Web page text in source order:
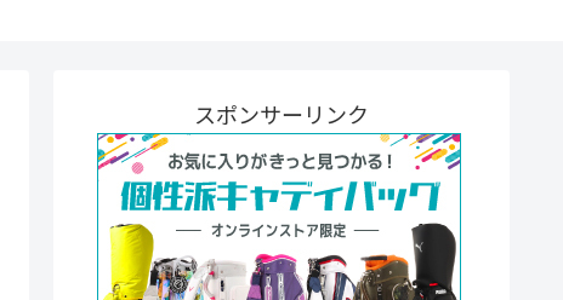
スポンサーリンク